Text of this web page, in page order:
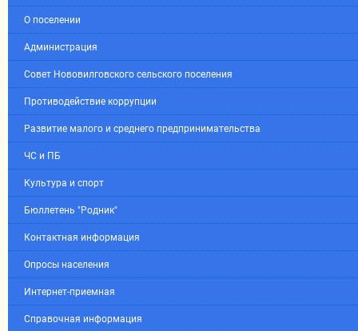
О поселении
Администрация
Совет Нововилговского сельского поселения
Противодействие коррупции
Развитие малого и среднего предпринимательства
ЧС и ПБ
Культура и спорт
Бюллетень "Родник"
Контактная информация
Опросы населения
Интернет-приемная
Справочная информация